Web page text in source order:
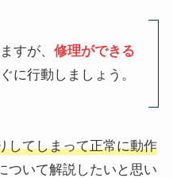
すが、修理ができる
に行動しましょう。
してしまって正常に動作
ついて解説したいと思い